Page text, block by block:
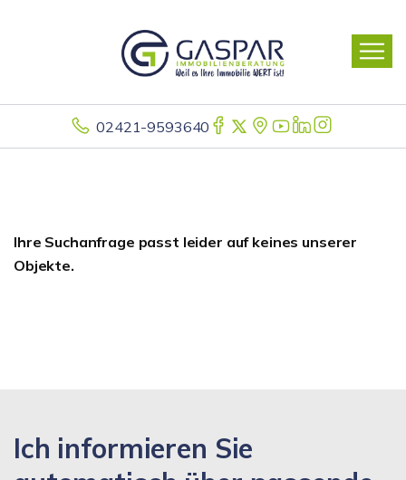
02421-9593640
Ihre Suchanfrage passt leider auf keines unserer
Objekte.
Ich informieren Sie